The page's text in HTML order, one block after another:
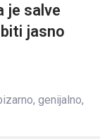
je salve
jasno
genijalno,